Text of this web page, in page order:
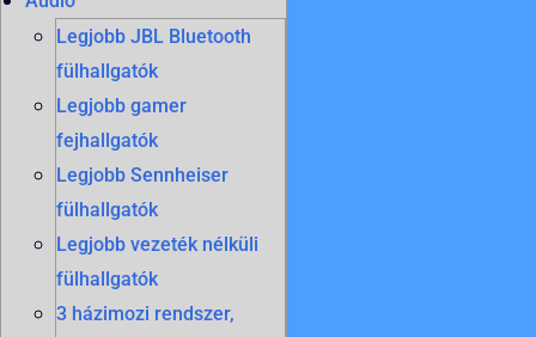
Legjobb JBL Bluetooth
fülhallgatók
Legjobb gamer
fejhallgatók
Legjobb Sennheiser
fülhallgatók
Legjobb vezeték nélküli
fülhallgatók
3 házimozi rendszer,